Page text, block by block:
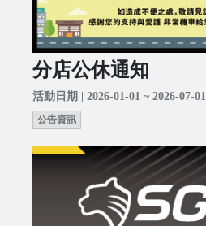
分店公休通知
活動日期 | 2026-01-01 ~ 2026-07-01
公告資訊